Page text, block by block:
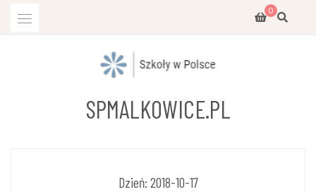
0
SPMALKOWICE.PL
Dzień: 2018-10-17